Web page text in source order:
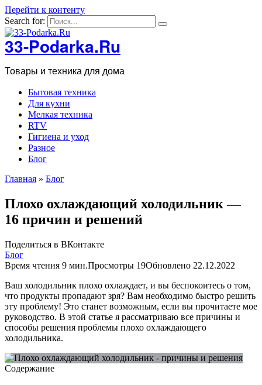
Перейти к контенту
Search for:
33-Podarka.Ru
Товары и техника для дома
Бытовая техника
Для кухни
Мелкая техника
RTV
Гигиена и уход
Разное
Блог
Главная » Блог
Плохо охлаждающий холодильник —
16 причин и решений
Поделиться в ВКонтакте
Блог
Время чтения 9 мин.Просмотры 19Обновлено 22.12.2022
Ваш холодильник плохо охлаждает, и вы беспокоитесь о том,
что продукты пропадают зря? Вам необходимо быстро решить
эту проблему! Это станет возможным, если вы прочитаете мое
руководство. В этой статье я рассматриваю все причины и
способы решения проблемы плохо охлаждающего
холодильника.
Содержание